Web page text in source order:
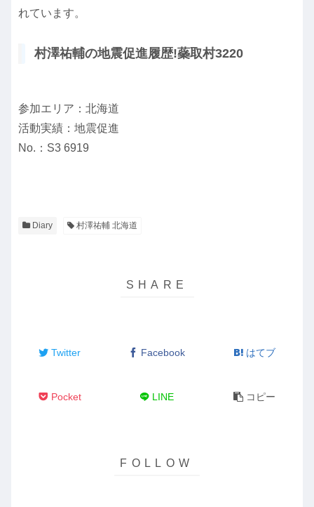
れています。
村澤祐輔の地震促進履歴!蘂取村3220
参加エリア：北海道
活動実績：地震促進
No.：S3 6919
Diary 村澤祐輔 北海道
Twitter Facebook はてブ
Pocket LINE コピー